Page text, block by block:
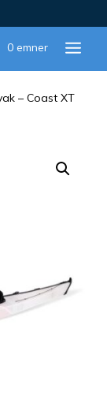
0 emner
– Coast XT